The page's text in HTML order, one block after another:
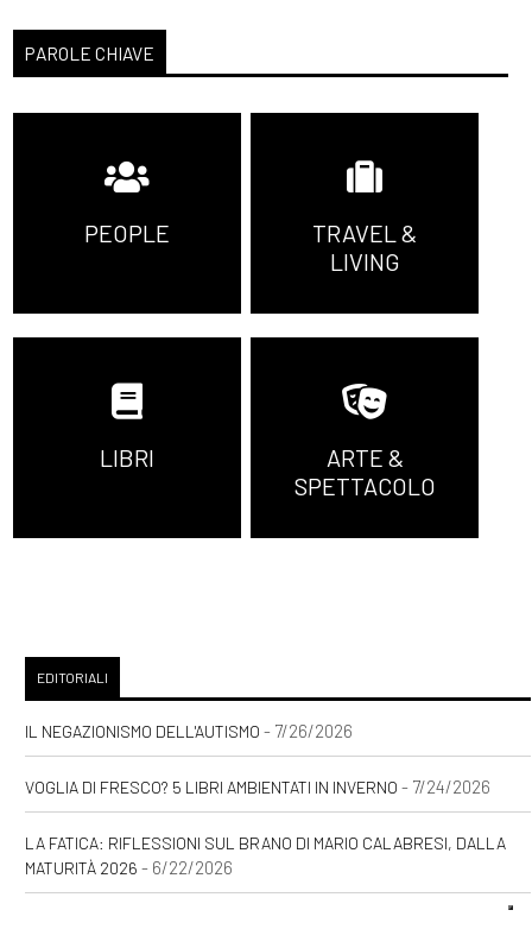
PAROLE CHIAVE
PEOPLE
TRAVEL &
LIVING
LIBRI
ARTE &
SPETTACOLO
EDITORIALI
IL NEGAZIONISMO DELL'AUTISMO - 7/26/2026
VOGLIA DI FRESCO? 5 LIBRI AMBIENTATI IN INVERNO - 7/24/2026
LA FATICA: RIFLESSIONI SUL BRANO DI MARIO CALABRESI, DALLA
MATURITÀ 2026 - 6/22/2026